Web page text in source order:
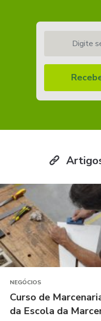
NEGÓCIOS
Curso de
da Escola da